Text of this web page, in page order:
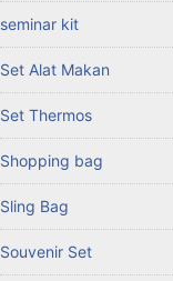
seminar kit
Set Alat Makan
Set Thermos
Shopping bag
Sling Bag
Souvenir Set